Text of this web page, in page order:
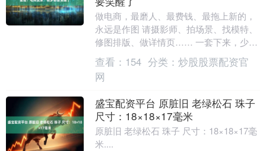
做电商，最磨人、最费钱、最拖上新的，
永远是作图 请摄影师、拍场景、找模特、
修图排版、做详情页…… 一套下来，少则
几百，多则上千，等图等到天荒地老，爆
款都凉了 更....
查看： 154 分类： 炒股股票配资官
网
盛宝配资平台 原脏旧 老绿松石 珠子
尺寸：18×18×17毫米
原脏旧 老绿松石 珠子 尺寸：18×18×17毫
米....